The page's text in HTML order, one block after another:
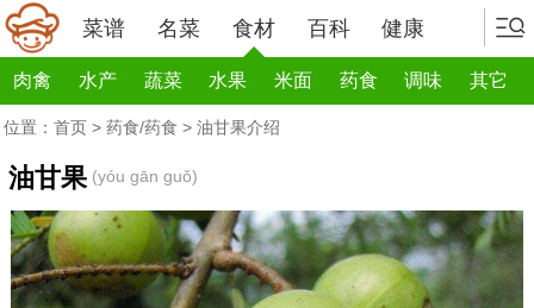
菜谱 名菜 食材 百科 健康
肉禽 水产 蔬菜 水果 米面 药食 调味 其它
位置： 首页 > 药食/药食 > 油甘果介绍
油甘果 (yóu gān guǒ)